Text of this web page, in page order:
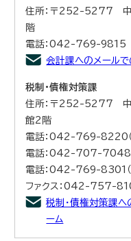
住所：〒252-5277
階
電話：042-769-9815
会計課へのメール
税制・債権対策課
住所：〒252-5277
館2階
電話：042-769-8220（
電話：042-707-7048（
電話：042-769-8301（
ファクス：042-757-
税制・債権対策課へ
ーム